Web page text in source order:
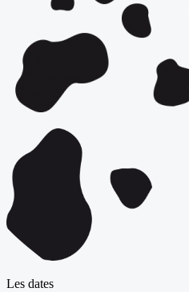
Les dates